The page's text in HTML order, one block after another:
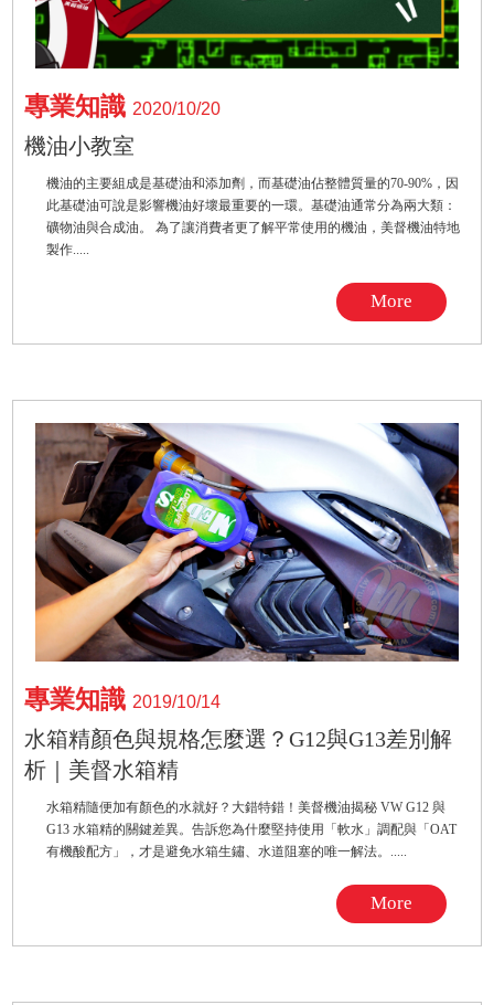
專業知識 2020/10/20
機油小教室
機油的主要組成是基礎油和添加劑，而基礎油佔整體質量的70-90%，因
此基礎油可說是影響機油好壞最重要的一環。基礎油通常分為兩大類：
礦物油與合成油。 為了讓消費者更了解平常使用的機油，美督機油特地
製作.....
More
專業知識2019/10/14
水箱精顏色與規格怎麼選？G12與G13差別解
析｜美督水箱精
水箱精隨便加有顏色的水就好？大錯特錯！美督機油揭秘 VW G12 與
G13 水箱精的關鍵差異。告訴您為什麼堅持使用「軟水」調配與「OAT
有機酸配方」，才是避免水箱生鏽、水道阻塞的唯一解法。.....
More